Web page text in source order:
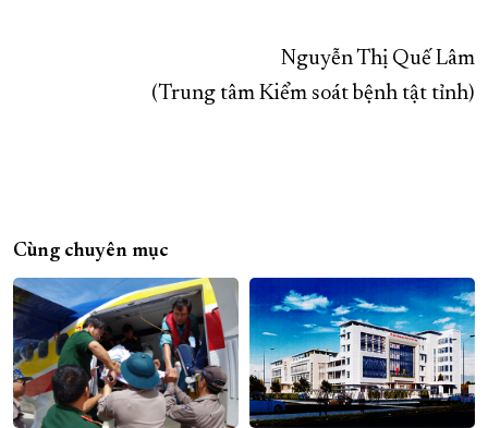
Nguyễn Thị Quế Lâm
(Trung tâm Kiểm soát bệnh tật tỉnh)
Cùng chuyên mục